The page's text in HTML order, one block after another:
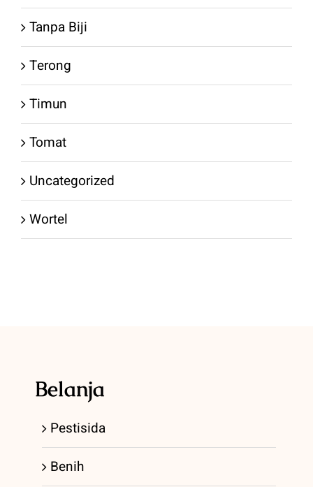
Tanpa Biji
Terong
Timun
Tomat
Uncategorized
Wortel
Belanja
Pestisida
Benih